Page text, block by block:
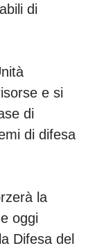
di
e si
di
di difesa
la
oggi
Difesa del